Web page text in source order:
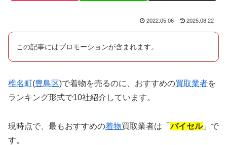
2022.05.06 2025.08.22
この記事にはプロモーションが含まれます。
椎名町(豊島区)で着物を売るのに、おすすめの買取業者を
ランキング形式で10社紹介しています。
現時点で、最もおすすめの着物買取業者は「バイセル」で
す。